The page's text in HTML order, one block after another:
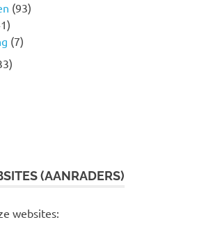
(93)
(7)
(AANRADERS)
websites: